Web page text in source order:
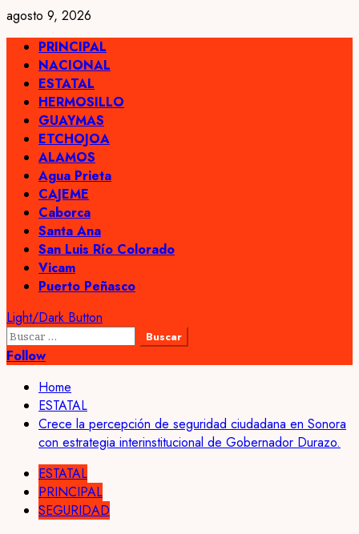
Skip
to
content
agosto 9, 2026
Primary
Menu
PRINCIPAL
NACIONAL
ESTATAL
HERMOSILLO
GUAYMAS
ETCHOJOA
ALAMOS
Agua Prieta
CAJEME
Caborca
Santa Ana
San Luis Río Colorado
Vicam
Puerto Peñasco
Light/Dark Button
Buscar:
Follow
Home
ESTATAL
Crece la percepción de seguridad ciudadana en Sonora
con estrategia interinstitucional de Gobernador Durazo.
ESTATAL
PRINCIPAL
SEGURIDAD